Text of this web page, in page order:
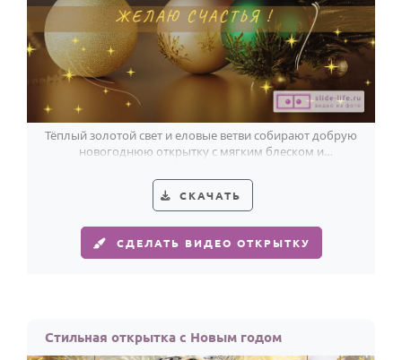
По годам
Тёплый золотой свет и еловые ветви собирают добрую
новогоднюю открытку с мягким блеском и
СКАЧАТЬ
СДЕЛАТЬ ВИДЕО ОТКРЫТКУ
Стильная открытка с Новым годом